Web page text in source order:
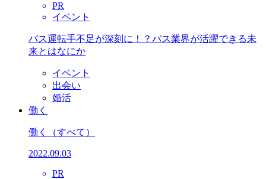
PR
イベント
バス運転手不足が深刻に！？バス業界が活躍できる未
来とはなにか
イベント
出会い
婚活
働く
働く （すべて）
2022.09.03
PR